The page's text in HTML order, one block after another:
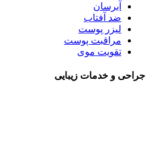
آبرسان
ضد آفتاب
لیزر پوست
مراقبت پوست
تقویت موی
جراحی و خدمات زیبایی